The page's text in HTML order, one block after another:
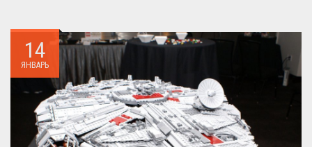
14
ЯНВАРЬ